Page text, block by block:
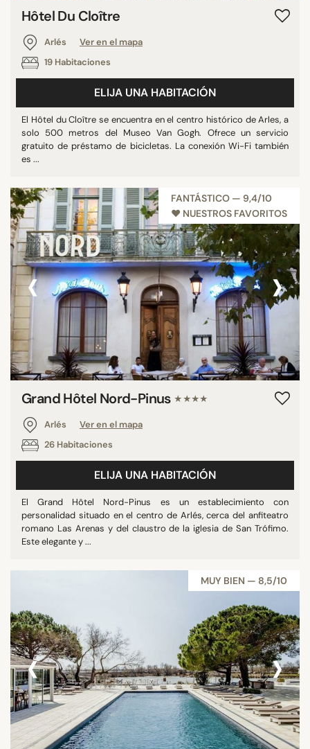
Hôtel Du Cloître
Arlés
Ver en el mapa
19 Habitaciones
ELIJA UNA HABITACIÓN
El Hôtel du Cloître se encuentra en el centro histórico de Arles, a
solo 500 metros del Museo Van Gogh. Ofrece un servicio
gratuito de préstamo de bicicletas. La conexión Wi-Fi también
es ...
FANTÁSTICO — 9,4/10
♥︎ NUESTROS FAVORITOS
‹ ›
Grand Hôtel Nord-Pinus ★★★★
Arlés
Ver en el mapa
26 Habitaciones
ELIJA UNA HABITACIÓN
El Grand Hôtel Nord-Pinus es un establecimiento con
personalidad situado en el centro de Arlés, cerca del anfiteatro
romano Las Arenas y del claustro de la iglesia de San Trófimo.
Este elegante y ...
MUY BIEN — 8,5/10
‹ ›